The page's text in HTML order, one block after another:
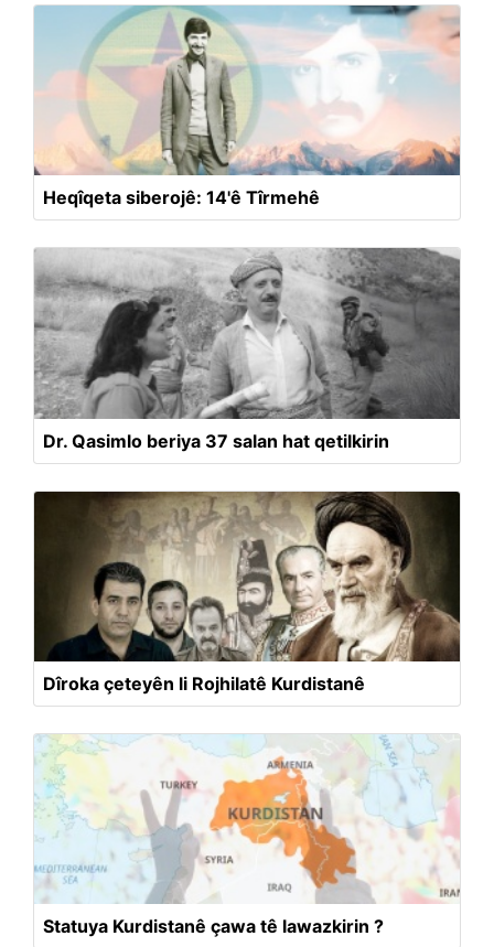
Heqîqeta siberojê: 14'ê Tîrmehê
Dr. Qasimlo beriya 37 salan hat qetilkirin
Dîroka çeteyên li Rojhilatê Kurdistanê
Statuya Kurdistanê çawa tê lawazkirin ?